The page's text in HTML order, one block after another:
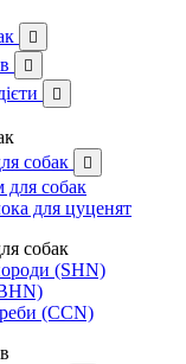



собак

для собак
для цуценят
собак
(SHN)
(CCN)